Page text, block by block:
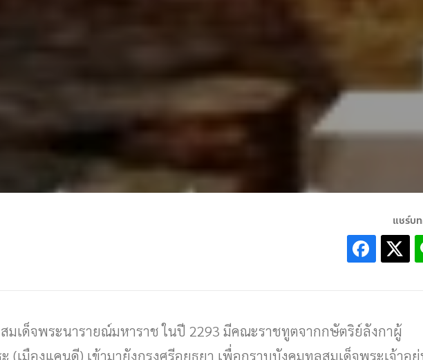
แชร์บ
มเด็จพระนารายณ์มหาราช ในปี 2293 มีคณะราชทูตจากกษัตริย์ลังกาผู้
(เมืองแคนดี) เข้ามายังกรุงศรีอยุธยา เพื่อกราบบังคมทูลสมเด็จพระเจ้าอ